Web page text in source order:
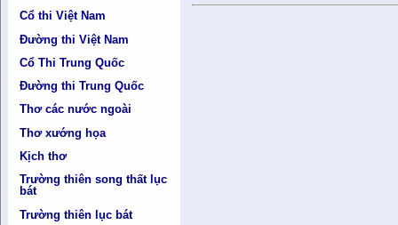
Cổ thi Việt Nam
Đường thi Việt Nam
Cổ Thi Trung Quốc
Đường thi Trung Quốc
Thơ các nước ngoài
Thơ xướng họa
Kịch thơ
Trường thiên song thất lục
bát
Trường thiên lục bát